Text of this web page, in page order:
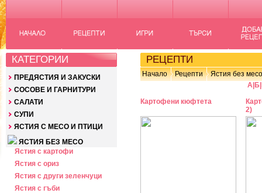
КАТЕГОРИИ
ПРЕДЯСТИЯ И ЗАКУСКИ
СОСОВЕ И ГАРНИТУРИ
САЛАТИ
СУПИ
ЯСТИЯ С МЕСО И ПТИЦИ
ЯСТИЯ БЕЗ МЕСО
Ястия с картофи
Ястия с ориз
Ястия с други зеленчуци
Ястия с гъби
РЕЦЕПТИ
Начало Рецепти
Ястия без месо
А Б
Картофени кюфтета
2)